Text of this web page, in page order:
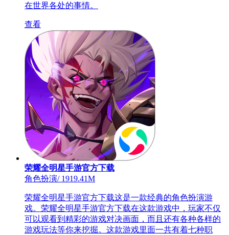
在世界各处的事情。
查看
荣耀全明星手游官方下载
角色扮演/1919.41M
荣耀全明星手游官方下载这是一款经典的角色扮演游
戏。荣耀全明星手游官方下载在这款游戏中，玩家不仅
可以观看到精彩的游戏对决画面，而且还有各种各样的
游戏玩法等你来挖掘。这款游戏里面一共有着七种职